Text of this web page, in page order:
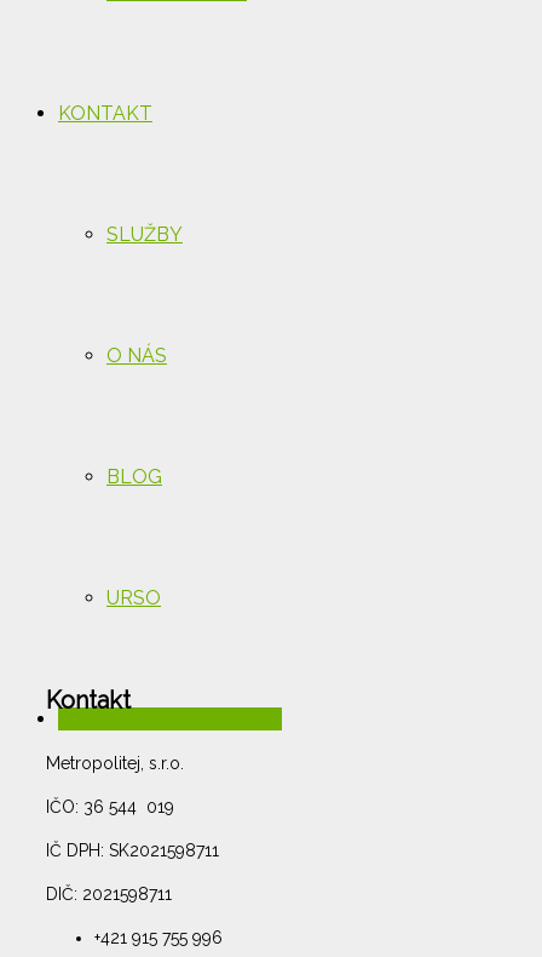
KONTAKT
SLUŽBY
O NÁS
BLOG
URSO
Kontakt
Metropolitej, s.r.o.
IČO: 36 544 019
IČ DPH: SK2021598711
DIČ: 2021598711
+421 915 755 996